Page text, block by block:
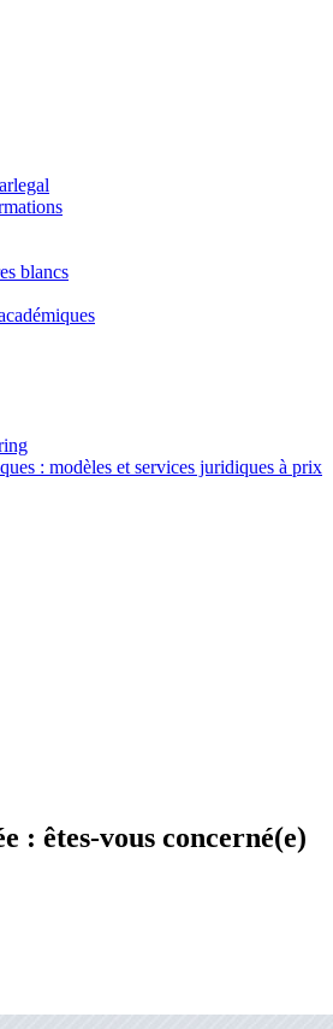
blancs
: modèles et services juridiques à prix
: êtes-vous concerné(e)